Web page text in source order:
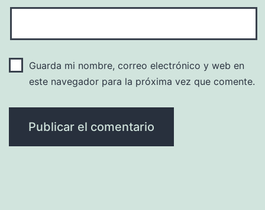
Guarda mi nombre, correo electrónico y web en
este navegador para la próxima vez que comente.